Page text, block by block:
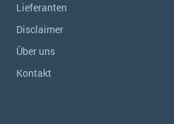
Lieferanten
Disclaimer
Über uns
Kontakt